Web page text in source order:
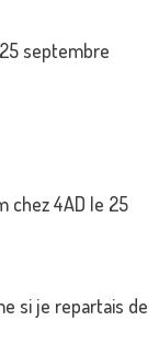
septembre
chez 4AD le 25
si je repartais de